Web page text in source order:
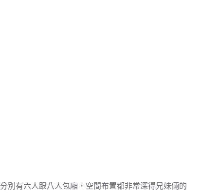
分別有六人跟八人包廂，空間布置都非常深得兄妹倆的